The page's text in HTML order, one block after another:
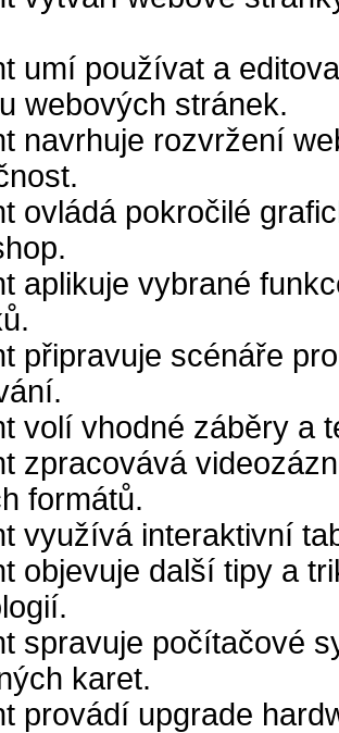
umí používat a
webových stránek.
navrhuje rozvržení
ovládápokročilé
aplikuje vybrané
připravuje scénáře
volí vhodné záběry a
zpracovává
formátů.
využíváinteraktivní
objevuje další tipy a
spravuje počítačové
karet.
provádí upgrade